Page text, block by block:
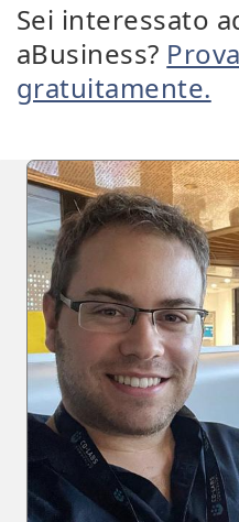
Sei interessato
aBusiness?
gratuitamente.